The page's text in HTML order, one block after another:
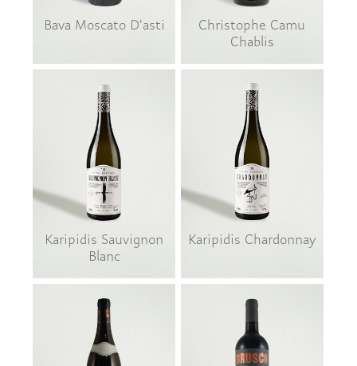
Bava Moscato D'asti
Christophe Camu
Chablis
Karipidis Sauvignon
Blanc
Karipidis Chardonnay